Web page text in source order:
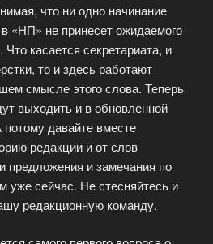
что ни одно начинание
«НП» не принесет ожидаемого
Что касается секретариата, и
то и здесь работают
смысле этого слова. Теперь
выходить и в обновленной
давайте вместе
редакции и от слов
предложения и замечания по
уже сейчас. Не стесняйтесь и
редакционную команду.